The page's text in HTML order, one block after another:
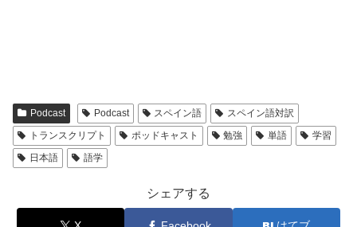
Podcast Podcast スペイン語
スペイン語対訳
トランスクリプト
ポッドキャスト 勉強 単語
学習
日本語
語学
シェアする